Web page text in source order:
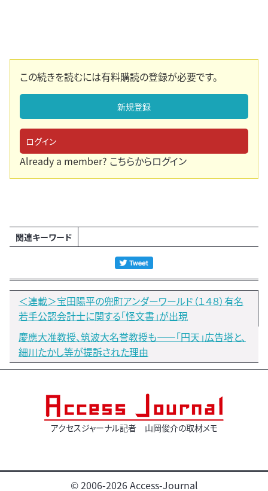
この続きを読むには有料購読の登録が必要です。
新規登録
ログイン
Already a member? こちらからログイン
関連キーワード
＜連載＞宝田陽平の兜町アンダーワールド（１４８）有名
若手公認会計士に関する「怪文書」が出現
慶應大准教授、筑波大名誉教授も――「円天」広告塔と、
細川たかし等が提訴された理由
アクセスジャーナル記者 山岡俊介の取材メモ
© 2006-2026 Access-Journal